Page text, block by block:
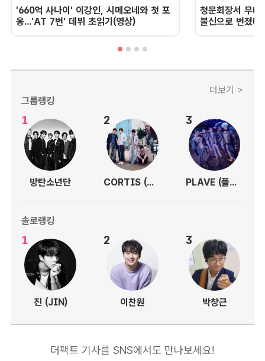
'660억 사나이' 이강인, 시메오네와 첫 포
옹...'AT 7번' 데뷔 초읽기(영상)
청문회장서 무너
불신으로 번졌
더보기 >
그룹랭킹
1
방탄소년단
2
CORTIS (코르티스)
3
PLAVE (플레이브)
솔로랭킹
1
진 (JIN)
2
이찬원
3
박창근
더팩트 기사를 SNS에서도 만나보세요!